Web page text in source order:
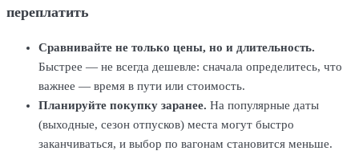
переплатить
Сравнивайте не только цены, но и длительность.
Быстрее — не всегда дешевле: сначала определитесь, что
важнее — время в пути или стоимость.
Планируйте покупку заранее. На популярные даты
(выходные, сезон отпусков) места могут быстро
заканчиваться, и выбор по вагонам становится меньше.